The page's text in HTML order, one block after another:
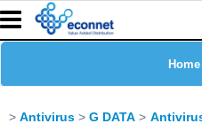
Antivirus G DATA